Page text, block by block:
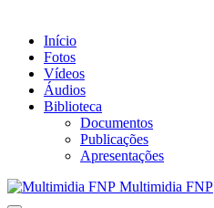
Início
Fotos
Vídeos
Áudios
Biblioteca
Documentos
Publicações
Apresentações
Multimidia FNP